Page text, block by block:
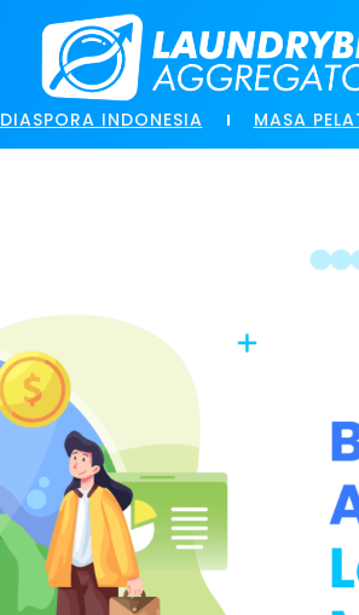
DIASPORA INDONESIA MASA